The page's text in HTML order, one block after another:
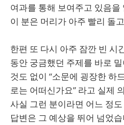
여과를 통해 보여주고 있음을
이 분은 머리가 아주 빨리 돌
한편 또 다시 아주 잠깐 빈 시
동안 궁금했던 주제를 바로
것도 없이 “소문에 굉장한 하
로는 어떠신가요” 라고 실제
사실 그런 분이라면 어느 정
답변은 그 예상을 뛰어 넘었